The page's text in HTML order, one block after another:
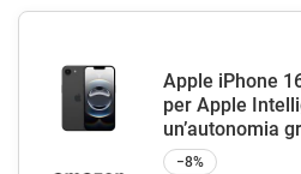
Apple iPhone
per Apple
un’autonomia
−8%